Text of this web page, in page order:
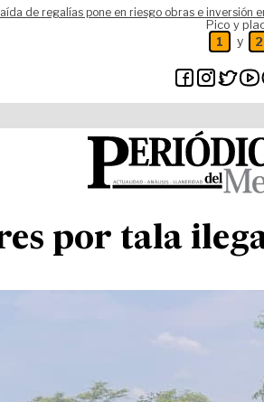
de regalías pone en riesgo obras e inversión
Pico y
1 y 2
por tala